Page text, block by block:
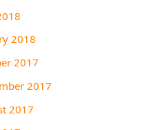
2018
2017
2017
2017